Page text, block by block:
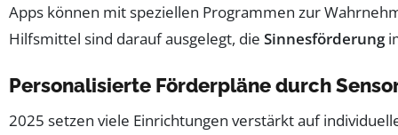
Apps können mit speziellen Programmen zur
Hilfsmittel sind darauf ausgelegt, die Sinnesförderung
Personalisierte Förderpläne durch
2025 setzen viele Einrichtungen verstärkt auf